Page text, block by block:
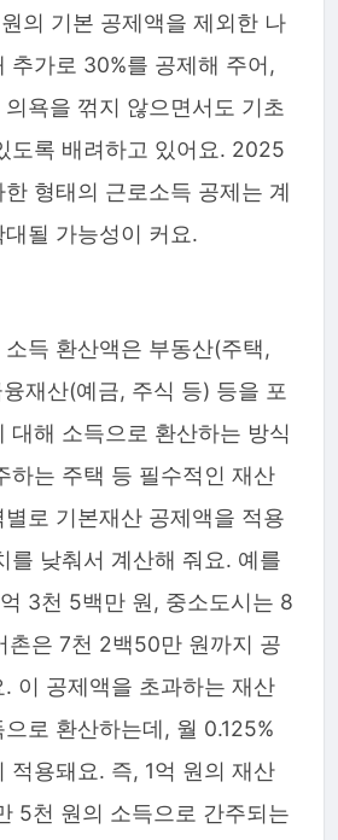
의 기본 공제액을 제외한 나
추가로 30%를 공제해 주어,
욕을 꺾지 않으면서도 기초
도록 배려하고 있어요. 2025
형태의 근로소득 공제는 계
될 가능성이 커요.
득 환산액은 부동산(주택,
재산(예금, 주식 등) 등을 포
대해 소득으로 환산하는 방식
하는 주택 등 필수적인 재산
로 기본재산 공제액을 적용
를 낮춰서 계산해 줘요. 예를
3천 5백만 원, 중소도시는 8
촌은 7천 2백50만 원까지 공
이 공제액을 초과하는 재산
로 환산하는데, 월 0.125%
적용돼요. 즉, 1억 원의 재산
5천 원의 소득으로 간주되는